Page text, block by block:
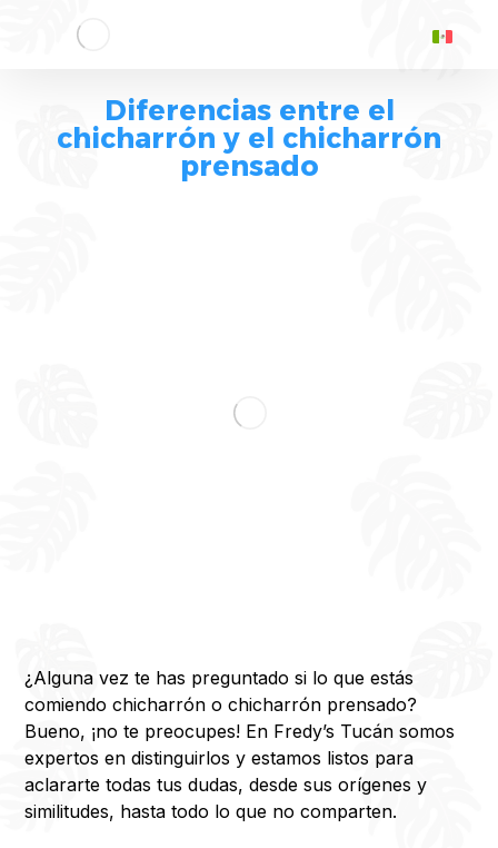
Diferencias entre el
chicharrón y el chicharrón
prensado
¿Alguna vez te has preguntado si lo que estás
comiendo chicharrón o chicharrón prensado?
Bueno, ¡no te preocupes! En Fredy’s Tucán somos
expertos en distinguirlos y estamos listos para
aclararte todas tus dudas, desde sus orígenes y
similitudes, hasta todo lo que no comparten.